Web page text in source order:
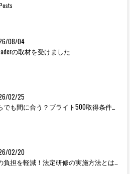
08/04
の取材を受けました
02/25
今からでも間に合う？ブライト500取得条件をわかりやすく解説
02/20
現場の負担を軽減！法定研修の実施方法とは？